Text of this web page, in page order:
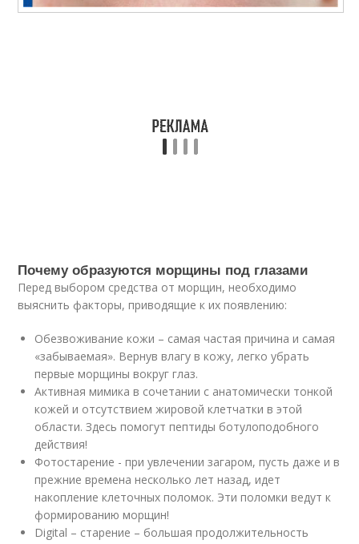
Почему образуются морщины под глазами
Перед выбором средства от морщин, необходимо
выяснить факторы, приводящие к их появлению:
Обезвоживание кожи – самая частая причина и самая
«забываемая». Вернув влагу в кожу, легко убрать
первые морщины вокруг глаз.
Активная мимика в сочетании с анатомически тонкой
кожей и отсутствием жировой клетчатки в этой
области. Здесь помогут пептиды ботулоподобного
действия!
Фотостарение - при увлечении загаром, пусть даже и в
прежние времена несколько лет назад, идет
накопление клеточных поломок. Эти поломки ведут к
формированию морщин!
Digital – старение – большая продолжительность